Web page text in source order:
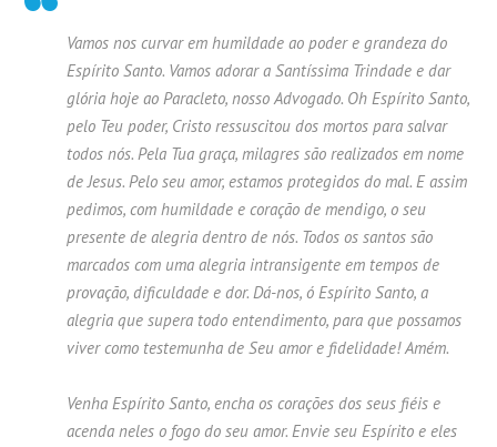
Vamos nos curvar em humildade ao poder e grandeza do
Espírito Santo. Vamos adorar a Santíssima Trindade e dar
glória hoje ao Paracleto, nosso Advogado. Oh Espírito Santo,
pelo Teu poder, Cristo ressuscitou dos mortos para salvar
todos nós. Pela Tua graça, milagres são realizados em nome
de Jesus. Pelo seu amor, estamos protegidos do mal. E assim
pedimos, com humildade e coração de mendigo, o seu
presente de alegria dentro de nós. Todos os santos são
marcados com uma alegria intransigente em tempos de
provação, dificuldade e dor. Dá-nos, ó Espírito Santo, a
alegria que supera todo entendimento, para que possamos
viver como testemunha de Seu amor e fidelidade! Amém.
Venha Espírito Santo, encha os corações dos seus fiéis e
acenda neles o fogo do seu amor. Envie seu Espírito e eles